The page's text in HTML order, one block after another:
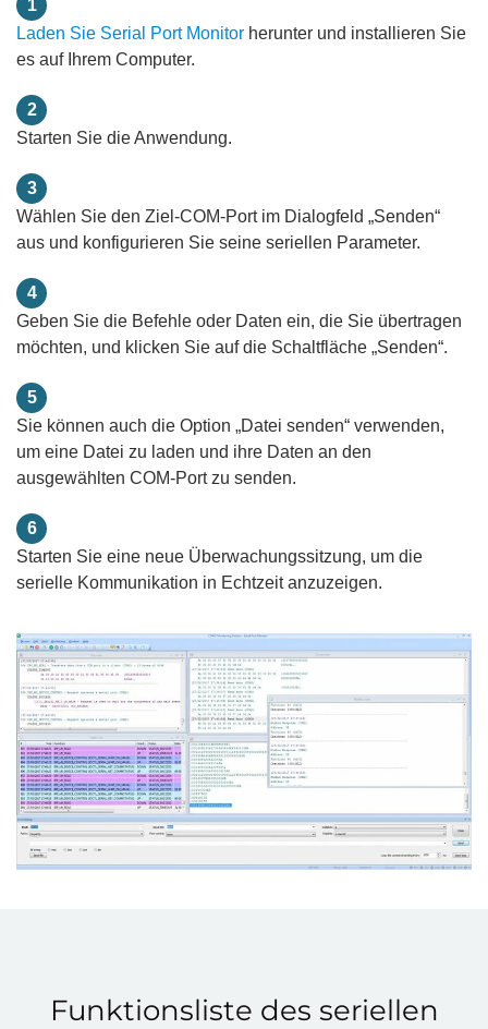
1
Laden Sie Serial Port Monitor herunter und installieren Sie
es auf Ihrem Computer.
2
Starten Sie die Anwendung.
3
Wählen Sie den Ziel-COM-Port im Dialogfeld „Senden“
aus und konfigurieren Sie seine seriellen Parameter.
4
Geben Sie die Befehle oder Daten ein, die Sie übertragen
möchten, und klicken Sie auf die Schaltfläche „Senden“.
5
Sie können auch die Option „Datei senden“ verwenden,
um eine Datei zu laden und ihre Daten an den
ausgewählten COM-Port zu senden.
6
Starten Sie eine neue Überwachungssitzung, um die
serielle Kommunikation in Echtzeit anzuzeigen.
Funktionsliste des seriellen